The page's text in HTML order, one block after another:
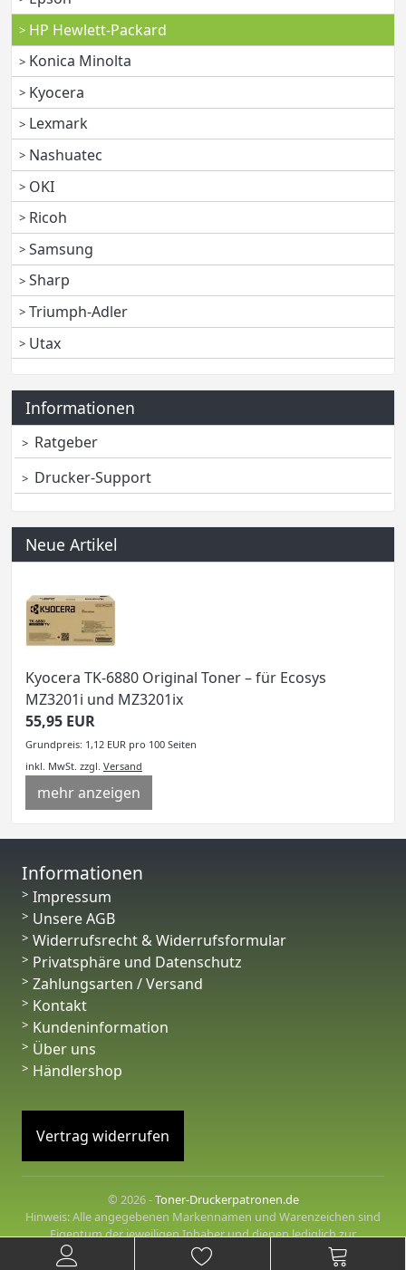
HP Hewlett-Packard
Konica Minolta
Kyocera
Lexmark
Nashuatec
OKI
Ricoh
Samsung
Sharp
Triumph-Adler
Utax
Informationen
Ratgeber
Drucker-Support
Neue Artikel
Kyocera TK-6880 Original Toner – für Ecosys
MZ3201i und MZ3201ix
55,95 EUR
Grundpreis: 1,12 EUR pro 100 Seiten
inkl. MwSt. zzgl. Versand
mehr anzeigen
Informationen
Impressum
Unsere AGB
Widerrufsrecht & Widerrufsformular
Privatsphäre und Datenschutz
Zahlungsarten / Versand
Kontakt
Kundeninformation
Über uns
Händlershop
Vertrag widerrufen
© 2026 -Toner-Druckerpatronen.de
Hinweis: Alle angegebenen Markennamen und Warenzeichen sind
Eigentum der jeweiligen Inhaber und dienen lediglich zur
Beschreibung der angebotenen Produkte.